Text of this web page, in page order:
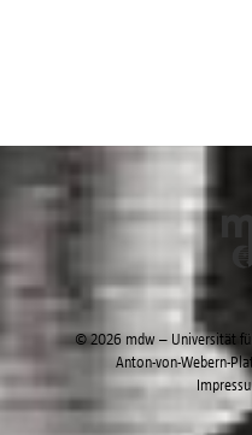
© 2026 mdw – Universität
Anton-von-Webern-